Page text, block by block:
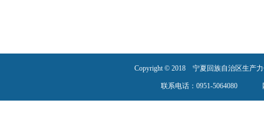
Copyright © 2018 宁夏回族自治区生
联系电话：0951-5064080